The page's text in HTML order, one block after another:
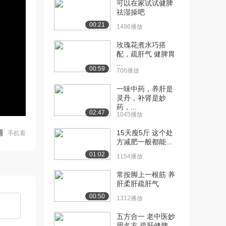
手机看
00:21
可以在家试试健脾
祛湿操吧
1496播放
00:59
玫瑰花煮水巧搭
配，疏肝气 健脾胃
706播放
02:47
一味中药，养肝是
灵丹，补肾是妙
药，...
1045播放
01:02
15天瘦5斤 这个处
方减肥一般都能...
1154播放
00:50
常按脚上一根筋 养
肝柔肝疏肝气
1312播放
五方合一 老中医妙